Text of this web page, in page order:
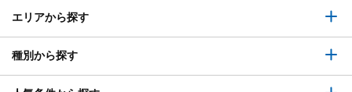
エリアから探す
種別から探す